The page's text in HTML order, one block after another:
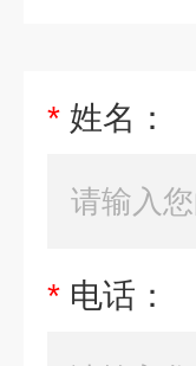
* 姓名：
* 电话：